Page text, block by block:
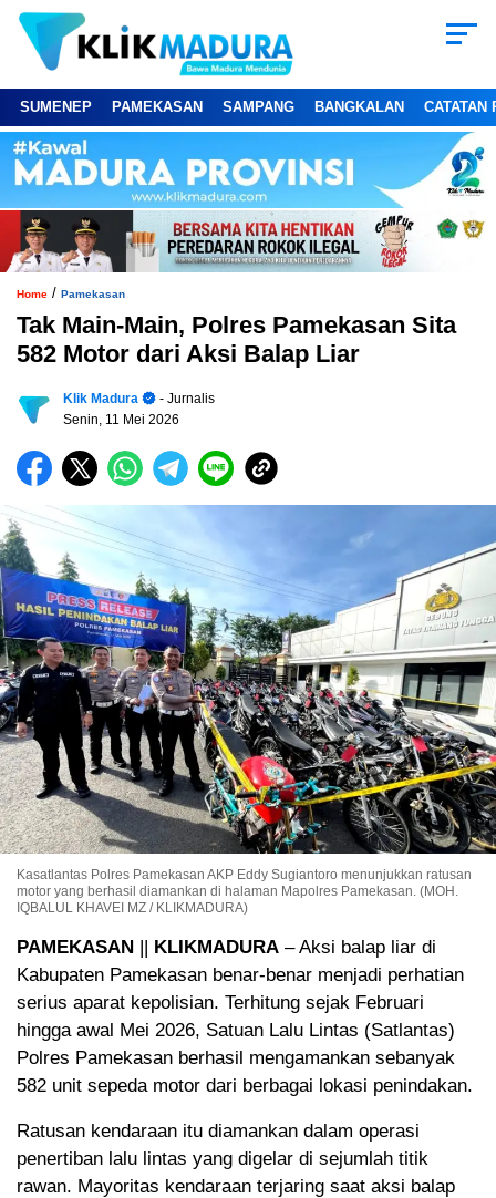
SUMENEP PAMEKASAN SAMPANG BANGKALAN CATATAN
Home / Pamekasan
Tak Main-Main, Polres Pamekasan Sita
582 Motor dari Aksi Balap Liar
Klik Madura
- Jurnalis
Senin, 11 Mei 2026
Kasatlantas Polres Pamekasan AKP Eddy Sugiantoro menunjukkan ratusan
motor yang berhasil diamankan di halaman Mapolres Pamekasan. (MOH.
IQBALUL KHAVEI MZ / KLIKMADURA)
PAMEKASAN || KLIKMADURA – Aksi balap liar di
Kabupaten Pamekasan benar-benar menjadi perhatian
serius aparat kepolisian. Terhitung sejak Februari
hingga awal Mei 2026, Satuan Lalu Lintas (Satlantas)
Polres Pamekasan berhasil mengamankan sebanyak
582 unit sepeda motor dari berbagai lokasi penindakan.
Ratusan kendaraan itu diamankan dalam operasi
penertiban lalu lintas yang digelar di sejumlah titik
rawan. Mayoritas kendaraan terjaring saat aksi balap